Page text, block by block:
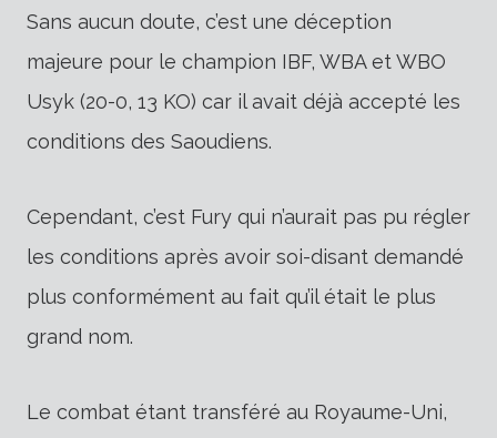
Sans aucun doute, c’est une déception
majeure pour le champion IBF, WBA et WBO
Usyk (20-0, 13 KO) car il avait déjà accepté les
conditions des Saoudiens.
Cependant, c’est Fury qui n’aurait pas pu régler
les conditions après avoir soi-disant demandé
plus conformément au fait qu’il était le plus
grand nom.
Le combat étant transféré au Royaume-Uni,